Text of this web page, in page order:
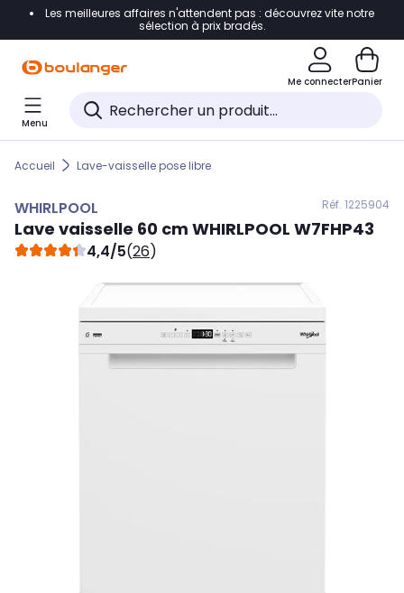
Accéder directement à la navigation
Accéder directement au pied de page
Accéder directement au chatbot
Les meilleures affaires n'attendent pas : découvrez vite notre
sélection à prix bradés.
Me connecterPanier
Menu
Accueil Lave-vaisselle pose libre
WHIRLPOOL Réf. 1225904
Lave vaisselle 60 cm WHIRLPOOL W7FHP43
4,4/5(26)